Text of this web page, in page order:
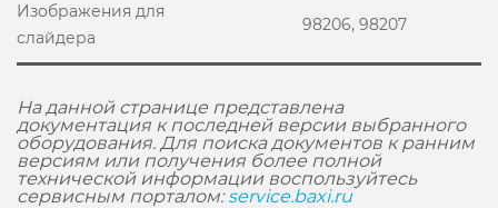
Изображения для
слайдера
98206, 98207
На данной странице представлена
документация к последней версии выбранного
оборудования. Для поиска документов к ранним
версиям или получения более полной
технической информации воспользуйтесь
сервисным порталом:service.baxi.ru